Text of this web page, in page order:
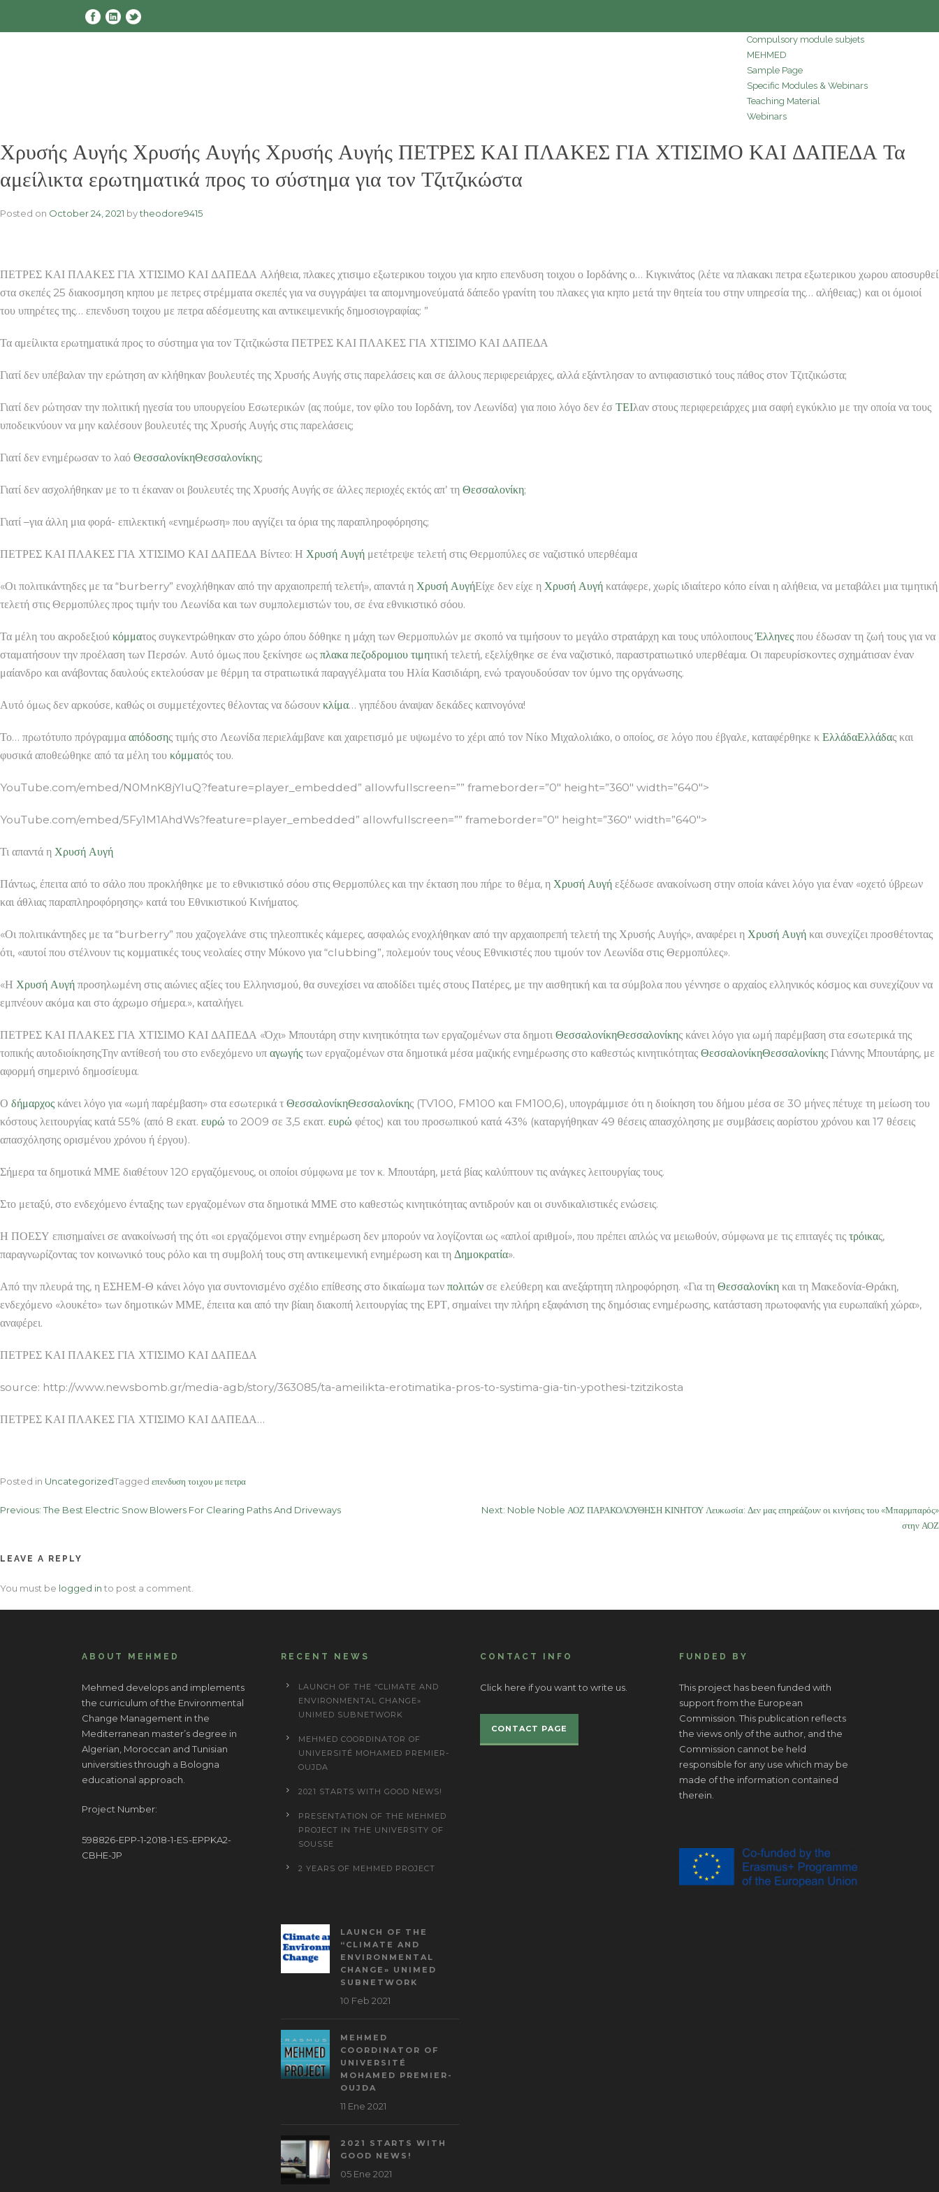
Compulsory module subjets
MEHMED
Sample Page
Specific Modules & Webinars
Teaching Material
Webinars
Χρυσής Αυγής Χρυσής Αυγής Χρυσής Αυγής ΠΕΤΡΕΣ ΚΑΙ ΠΛΑΚΕΣ ΓΙΑ ΧΤΙΣΙΜΟ ΚΑΙ ΔΑΠΕΔΑ Τα
αμείλικτα ερωτηματικά προς το σύστημα για τον Τζιτζικώστα
Posted on October 24, 2021 bytheodore9415
ΠΕΤΡΕΣ ΚΑΙ ΠΛΑΚΕΣ ΓΙΑ ΧΤΙΣΙΜΟ ΚΑΙ ΔΑΠΕΔΑ Αλήθεια, πλακες χτισιμο εξωτερικου τοιχου για κηπο επενδυση τοιχου ο Ιορδάνης ο… Κιγκινάτος (λέτε να πλακακι πετρα εξωτερικου χωρου αποσυρθεί
στα σκεπές 25 διακοσμηση κηπου με πετρες στρέμματα σκεπές για να συγγράψει τα απομνημονεύματά δάπεδο γρανίτη του πλακες για κηπο μετά την θητεία του στην υπηρεσία της… αλήθειας;) και οι όμοιοί
του υπηρέτες της… επενδυση τοιχου με πετρα αδέσμευτης και αντικειμενικής δημοσιογραφίας: ”
Τα αμείλικτα ερωτηματικά προς το σύστημα για τον Τζιτζικώστα ΠΕΤΡΕΣ ΚΑΙ ΠΛΑΚΕΣ ΓΙΑ ΧΤΙΣΙΜΟ ΚΑΙ ΔΑΠΕΔΑ
Γιατί δεν υπέβαλαν την ερώτηση αν κλήθηκαν βουλευτές της Χρυσής Αυγής στις παρελάσεις και σε άλλους περιφερειάρχες, αλλά εξάντλησαν το αντιφασιστικό τους πάθος στον Τζιτζικώστα;
Γιατί δεν ρώτησαν την πολιτική ηγεσία του υπουργείου Εσωτερικών (ας πούμε, τον φίλο του Ιορδάνη, τον Λεωνίδα) για ποιο λόγο δεν έσ ΤΕΙλαν στους περιφερειάρχες μια σαφή εγκύκλιο με την οποία να τους
υποδεικνύουν να μην καλέσουν βουλευτές της Χρυσής Αυγής στις παρελάσεις;
Γιατί δεν ενημέρωσαν το λαό ΘεσσαλονίκηΘεσσαλονίκης;
Γιατί δεν ασχολήθηκαν με το τι έκαναν οι βουλευτές της Χρυσής Αυγής σε άλλες περιοχές εκτός απ’ τη Θεσσαλονίκη;
Γιατί –για άλλη μια φορά- επιλεκτική «ενημέρωση» που αγγίζει τα όρια της παραπληροφόρησης;
ΠΕΤΡΕΣ ΚΑΙ ΠΛΑΚΕΣ ΓΙΑ ΧΤΙΣΙΜΟ ΚΑΙ ΔΑΠΕΔΑ Βίντεο: Η Χρυσή Αυγή μετέτρεψε τελετή στις Θερμοπύλες σε ναζιστικό υπερθέαμα
«Οι πολιτικάντηδες με τα “burberry” ενοχλήθηκαν από την αρχαιοπρεπή τελετή», απαντά η Χρυσή ΑυγήΕίχε δεν είχε η Χρυσή Αυγή κατάφερε, χωρίς ιδιαίτερο κόπο είναι η αλήθεια, να μεταβάλει μια τιμητική
τελετή στις Θερμοπύλες προς τιμήν του Λεωνίδα και των συμπολεμιστών του, σε ένα εθνικιστικό σόου.
Τα μέλη του ακροδεξιού κόμματος συγκεντρώθηκαν στο χώρο όπου δόθηκε η μάχη των Θερμοπυλών με σκοπό να τιμήσουν το μεγάλο στρατάρχη και τους υπόλοιπουςΈλληνες που έδωσαν τη ζωή τους για να
σταματήσουν την προέλαση των Περσών. Αυτό όμως που ξεκίνησε ως πλακα πεζοδρομιου τιμητική τελετή, εξελίχθηκε σε ένα ναζιστικό, παραστρατιωτικό υπερθέαμα. Οι παρευρίσκοντες σχημάτισαν έναν
μαίανδρο και ανάβοντας δαυλούς εκτελούσαν με θέρμη τα στρατιωτικά παραγγέλματα του Ηλία Κασιδιάρη, ενώ τραγουδούσαν τον ύμνο της οργάνωσης.
Αυτό όμως δεν αρκούσε, καθώς οι συμμετέχοντες θέλοντας να δώσουν κλίμα… γηπέδου άναψαν δεκάδες καπνογόνα!
Το… πρωτότυπο πρόγραμμα απόδοσης τιμής στο Λεωνίδα περιελάμβανε και χαιρετισμό με υψωμένο το χέρι από τον Νίκο Μιχαλολιάκο, ο οποίος, σε λόγο που έβγαλε, καταφέρθηκε κ ΕλλάδαΕλλάδας και
φυσικά αποθεώθηκε από τα μέλη του κόμματός του.
YouTube.com/embed/N0MnK8jYluQ?feature=player_embedded” allowfullscreen=”” frameborder=”0″ height=”360″ width=”640″>
YouTube.com/embed/5Fy1M1AhdWs?feature=player_embedded” allowfullscreen=”” frameborder=”0″ height=”360″ width=”640″>
Τι απαντά η Χρυσή Αυγή
Πάντως, έπειτα από το σάλο που προκλήθηκε με το εθνικιστικό σόου στις Θερμοπύλες και την έκταση που πήρε το θέμα, η Χρυσή Αυγή εξέδωσε ανακοίνωση στην οποία κάνει λόγο για έναν «οχετό ύβρεων
και άθλιας παραπληροφόρησης» κατά του Εθνικιστικού Κινήματος.
«Οι πολιτικάντηδες με τα “burberry” που χαζογελάνε στις τηλεοπτικές κάμερες, ασφαλώς ενοχλήθηκαν από την αρχαιοπρεπή τελετή της Χρυσής Αυγής», αναφέρει η Χρυσή Αυγή και συνεχίζει προσθέτοντας
ότι, «αυτοί που στέλνουν τις κομματικές τους νεολαίες στην Μύκονο για “clubbing”, πολεμούν τους νέους Εθνικιστές που τιμούν τον Λεωνίδα στις Θερμοπύλες».
«Η Χρυσή Αυγή προσηλωμένη στις αιώνιες αξίες του Ελληνισμού, θα συνεχίσει να αποδίδει τιμές στους Πατέρες, με την αισθητική και τα σύμβολα που γέννησε ο αρχαίος ελληνικός κόσμος και συνεχίζουν να
εμπνέουν ακόμα και στο άχρωμο σήμερα.», καταλήγει.
ΠΕΤΡΕΣ ΚΑΙ ΠΛΑΚΕΣ ΓΙΑ ΧΤΙΣΙΜΟ ΚΑΙ ΔΑΠΕΔΑ «Όχι» Μπουτάρη στην κινητικότητα των εργαζομένων στα δημοτι ΘεσσαλονίκηΘεσσαλονίκης κάνει λόγο για ωμή παρέμβαση στα εσωτερικά της
τοπικής αυτοδιοίκησηςΤην αντίθεσή του στο ενδεχόμενο υπ αγωγής των εργαζομένων στα δημοτικά μέσα μαζικής ενημέρωσης στο καθεστώς κινητικότητας ΘεσσαλονίκηΘεσσαλονίκης Γιάννης Μπουτάρης, με
αφορμή σημερινό δημοσίευμα.
Ο δήμαρχος κάνει λόγο για «ωμή παρέμβαση» στα εσωτερικά τ ΘεσσαλονίκηΘεσσαλονίκης (TV100, FM100 και FM100,6), υπογράμμισε ότι η διοίκηση του δήμου μέσα σε 30 μήνες πέτυχε τη μείωση του
κόστους λειτουργίας κατά 55% (από 8 εκατ. ευρώ το 2009 σε 3,5 εκατ. ευρώ φέτος) και του προσωπικού κατά 43% (καταργήθηκαν 49 θέσεις απασχόλησης με συμβάσεις αορίστου χρόνου και 17 θέσεις
απασχόλησης ορισμένου χρόνου ή έργου).
Σήμερα τα δημοτικά ΜΜΕ διαθέτουν 120 εργαζόμενους, οι οποίοι σύμφωνα με τον κ. Μπουτάρη, μετά βίας καλύπτουν τις ανάγκες λειτουργίας τους.
Στο μεταξύ, στο ενδεχόμενο ένταξης των εργαζομένων στα δημοτικά ΜΜΕ στο καθεστώς κινητικότητας αντιδρούν και οι συνδικαλιστικές ενώσεις.
Η ΠΟΕΣΥ επισημαίνει σε ανακοίνωσή της ότι «οι εργαζόμενοι στην ενημέρωση δεν μπορούν να λογίζονται ως «απλοί αριθμοί», που πρέπει απλώς να μειωθούν, σύμφωνα με τις επιταγές τις τρόικας,
παραγνωρίζοντας τον κοινωνικό τους ρόλο και τη συμβολή τους στη αντικειμενική ενημέρωση και τη Δημοκρατία».
Από την πλευρά της, η ΕΣΗΕΜ-Θ κάνει λόγο για συντονισμένο σχέδιο επίθεσης στο δικαίωμα των πολιτών σε ελεύθερη και ανεξάρτητη πληροφόρηση. «Για τη Θεσσαλονίκη και τη Μακεδονία-Θράκη,
ενδεχόμενο «λουκέτο» των δημοτικών ΜΜΕ, έπειτα και από την βίαιη διακοπή λειτουργίας της ΕΡΤ, σημαίνει την πλήρη εξαφάνιση της δημόσιας ενημέρωσης, κατάσταση πρωτοφανής για ευρωπαϊκή χώρα»,
αναφέρει.
ΠΕΤΡΕΣ ΚΑΙ ΠΛΑΚΕΣ ΓΙΑ ΧΤΙΣΙΜΟ ΚΑΙ ΔΑΠΕΔΑ
source: http://www.newsbomb.gr/media-agb/story/363085/ta-ameilikta-erotimatika-pros-to-systima-gia-tin-ypothesi-tzitzikosta
ΠΕΤΡΕΣ ΚΑΙ ΠΛΑΚΕΣ ΓΙΑ ΧΤΙΣΙΜΟ ΚΑΙ ΔΑΠΕΔΑ…
Posted in UncategorizedTagged επενδυση τοιχου με πετρα
Post
Previous: The Best Electric Snow Blowers For Clearing Paths And Driveways Next: Noble Noble ΑΟΖ ΠΑΡΑΚΟΛΟΥΘΗΣΗ ΚΙΝΗΤΟΥ Λευκωσία: Δεν μας επηρεάζουν οι κινήσεις του «Μπαρμπαρός»
στην ΑΟΖ
LEAVE A REPLY
You must be logged in to post a comment.
ABOUT MEHMED
Mehmed develops and implements
the curriculum of the Environmental
Change Management in the
Mediterranean master’s degree in
Algerian, Moroccan and Tunisian
universities through a Bologna
educational approach.
Project Number:
598826-EPP-1-2018-1-ES-EPPKA2-
CBHE-JP
RECENT NEWS
LAUNCH OF THE “CLIMATE AND
ENVIRONMENTAL CHANGE»
UNIMED SUBNETWORK
MEHMED COORDINATOR OF
UNIVERSITÉ MOHAMED PREMIER-
OUJDA
2021 STARTS WITH GOOD NEWS!
PRESENTATION OF THE MEHMED
PROJECT IN THE UNIVERSITY OF
SOUSSE
2 YEARS OF MEHMED PROJECT
LAUNCH OF THE
“CLIMATE AND
ENVIRONMENTAL
CHANGE» UNIMED
SUBNETWORK
10 Feb 2021
MEHMED
COORDINATOR OF
UNIVERSITÉ
MOHAMED PREMIER-
OUJDA
11 Ene 2021
2021 STARTS WITH
GOOD NEWS!
05 Ene 2021
CONTACT INFO
Click here if you want to write us.
CONTACT PAGE
FUNDED BY
This project has been funded with
support from the European
Commission. This publication reflects
the views only of the author, and the
Commission cannot be held
responsible for any use which may be
made of the information contained
therein.